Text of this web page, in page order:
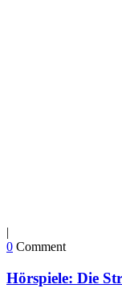
|
0 Comment
Hörspiele: Die